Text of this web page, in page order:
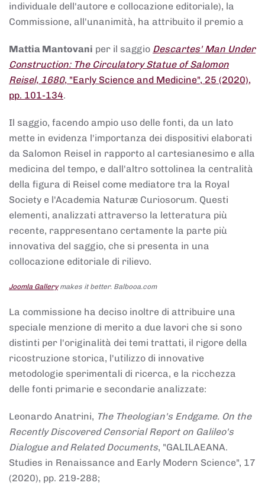
individuale dell'autore e collocazione editoriale), la
Commissione, all'unanimità, ha attribuito il premio a
Mattia Mantovani per il saggio Descartes' Man Under
Construction: The Circulatory Statue of Salomon
Reisel, 1680, "Early Science and Medicine", 25 (2020),
pp. 101-134.
Il saggio, facendo ampio uso delle fonti, da un lato
mette in evidenza l'importanza dei dispositivi elaborati
da Salomon Reisel in rapporto al cartesianesimo e alla
medicina del tempo, e dall'altro sottolinea la centralità
della figura di Reisel come mediatore tra la Royal
Society e l'Academia Naturæ Curiosorum. Questi
elementi, analizzati attraverso la letteratura più
recente, rappresentano certamente la parte più
innovativa del saggio, che si presenta in una
collocazione editoriale di rilievo.
Joomla Gallerymakes it better. Balbooa.com
La commissione ha deciso inoltre di attribuire una
speciale menzione di merito a due lavori che si sono
distinti per l'originalità dei temi trattati, il rigore della
ricostruzione storica, l'utilizzo di innovative
metodologie sperimentali di ricerca, e la ricchezza
delle fonti primarie e secondarie analizzate:
Leonardo Anatrini, The Theologian's Endgame. On the
Recently Discovered Censorial Report on Galileo's
Dialogue and Related Documents, "GALILAEANA.
Studies in Renaissance and Early Modern Science", 17
(2020), pp. 219-288;